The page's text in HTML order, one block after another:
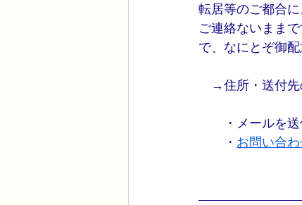
転居等のご都合
ご連絡ないまま
で、なにとぞ御
→住所・送付先
・メールを送
・ お問い合